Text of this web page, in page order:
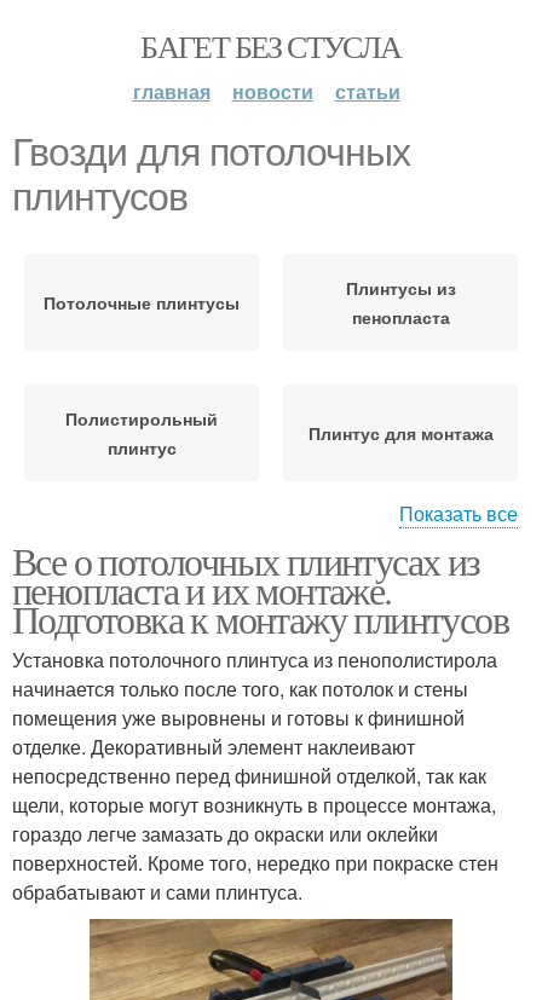
БАГЕТ БЕЗ СТУСЛА
главная новости статьи
Гвозди для потолочных
плинтусов
Потолочные плинтусы
Плинтусы из
пенопласта
Полистирольный
плинтус
Плинтус для монтажа
Жидкие гвозди Потолочный плинтус
Плинтус из пенопласта
Показать все
Все о потолочных плинтусах из
пенопласта и их монтаже.
Подготовка к монтажу плинтусов
Установка потолочного плинтуса из пенополистирола
начинается только после того, как потолок и стены
помещения уже выровнены и готовы к финишной
отделке. Декоративный элемент наклеивают
непосредственно перед финишной отделкой, так как
щели, которые могут возникнуть в процессе монтажа,
гораздо легче замазать до окраски или оклейки
поверхностей. Кроме того, нередко при покраске стен
обрабатывают и сами плинтуса.